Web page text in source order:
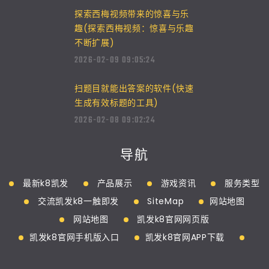
探索西梅视频带来的惊喜与乐
趣(探索西梅视频：惊喜与乐趣
不断扩展)
2026-02-09 09:05:24
扫题目就能出答案的软件(快速
生成有效标题的工具)
2026-02-08 09:02:24
导航
最新k8凯发 产品展示 游戏资讯
服务类型
交流凯发k8一触即发
SiteMap
网站地图
网站地图
凯发k8官网网页版
凯发k8官网手机版入口
凯发k8官网APP下载